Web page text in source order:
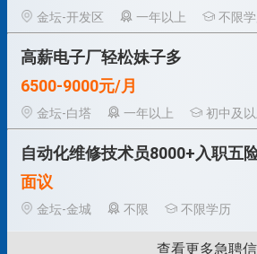
金坛-开发区
一年以上 不限
高薪电子厂轻松妹子多
6500-9000元/月
金坛-白塔
一年以上 初中及
自动化维修技术员8000+入职五
面议
金坛-金城
不限 不限学历
查看更多急聘